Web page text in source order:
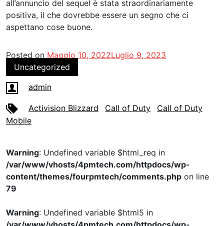
all’annuncio del sequel è stata straordinariamente
positiva, il che dovrebbe essere un segno che ci
aspettano cose buone.
Posted on Maggio 10, 2022Luglio 9, 2023
Uncategorized
admin
Activision Blizzard Call of Duty
Call of Duty
Mobile
Warning: Undefined variable $html_req in
/var/www/vhosts/4pmtech.com/httpdocs/wp-
content/themes/fourpmtech/comments.php on line
79
Warning: Undefined variable $html5 in